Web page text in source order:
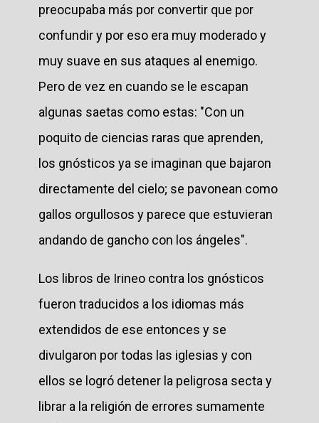
preocupaba más por convertir que por
confundir y por eso era muy moderado y
muy suave en sus ataques al enemigo.
Pero de vez en cuando se le escapan
algunas saetas como estas: "Con un
poquito de ciencias raras que aprenden,
los gnósticos ya se imaginan que bajaron
directamente del cielo; se pavonean como
gallos orgullosos y parece que estuvieran
andando de gancho con los ángeles".
Los libros de Irineo contra los gnósticos
fueron traducidos a los idiomas más
extendidos de ese entonces y se
divulgaron por todas las iglesias y con
ellos se logró detener la peligrosa secta y
librar a la religión de errores sumamente